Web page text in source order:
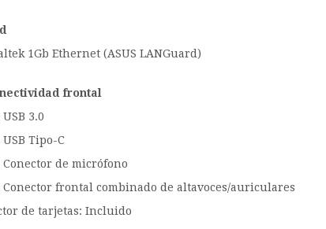
1Gb Ethernet (ASUS LANGuard)
frontal
USB 3.0
USB Tipo-C
Conector de micrófono
Conector frontal combinado de altavoces/auriculares
de tarjetas: Incluido